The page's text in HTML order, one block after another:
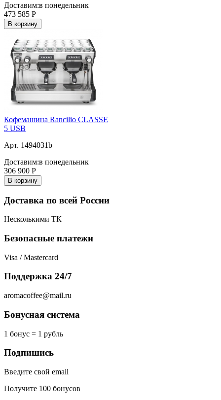
Доставим:в понедельник
473 585 Р
В корзину
Кофемашина Rancilio CLASSE
5 USB
Арт. 1494031b
Доставим:в понедельник
306 900 Р
В корзину
Доставка по всей России
Несколькими ТК
Безопасные платежи
Visa / Mastercard
Поддержка 24/7
aromacoffee@mail.ru
Бонусная система
1 бонус = 1 рубль
Подпишись
Введите свой email
Получите 100 бонусов